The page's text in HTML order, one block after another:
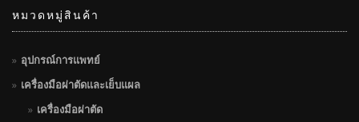
หมวดหมู่สินค้า
อุปกรณ์การแพทย์
เครื่องมือผ่าตัดและเย็บแผล
เครื่องมือผ่าตัด